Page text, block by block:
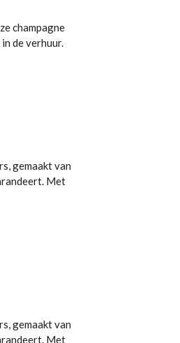
champagne
de verhuur.
gemaakt van
Met
gemaakt van
Met